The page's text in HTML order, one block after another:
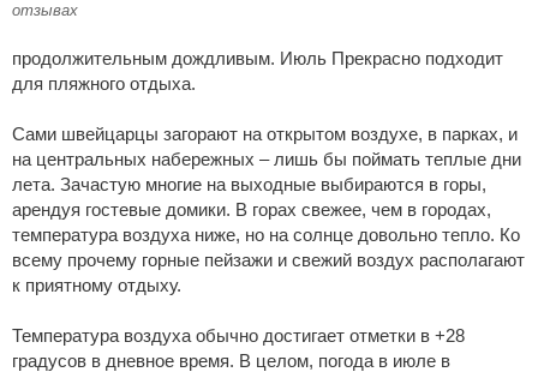
отзывах
продолжительным дождливым. Июль Прекрасно подходит
для пляжного отдыха.
Сами швейцарцы загорают на открытом воздухе, в парках, и
на центральных набережных – лишь бы поймать теплые дни
лета. Зачастую многие на выходные выбираются в горы,
арендуя гостевые домики. В горах свежее, чем в городах,
температура воздуха ниже, но на солнце довольно тепло. Ко
всему прочему горные пейзажи и свежий воздух располагают
к приятному отдыху.
Температура воздуха обычно достигает отметки в +28
градусов в дневное время. В целом, погода в июле в